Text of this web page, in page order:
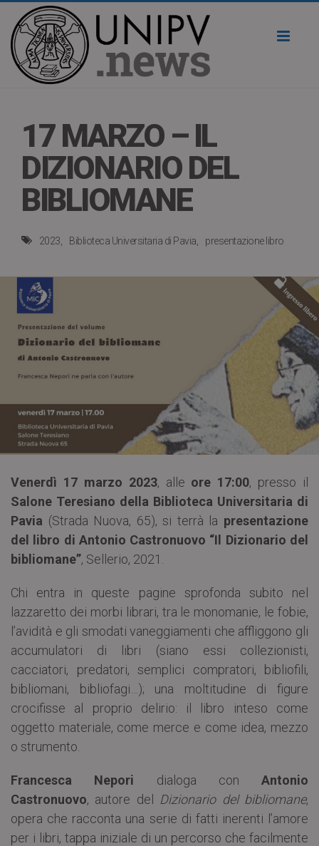
17 MARZO – IL
DIZIONARIO DEL
BIBLIOMANE
2023 Biblioteca Universitaria di Pavia presentazione libro
Venerdì 17 marzo 2023, alle ore 17:00, presso il
Salone Teresiano della Biblioteca Universitaria di
Pavia (Strada Nuova, 65), si terrà la presentazione
del libro di Antonio Castronuovo “Il Dizionario del
bibliomane”, Sellerio, 2021.
Chi entra in queste pagine sprofonda subito nel
lazzaretto dei morbi librari, tra le monomanie, le fobie,
l’avidità e gli smodati vaneggiamenti che affliggono gli
accumulatori di libri (siano essi collezionisti,
cacciatori, predatori, semplici compratori, bibliofili,
bibliomani, bibliofagi…); una moltitudine di figure
crocifisse al proprio delirio: il libro inteso come
oggetto materiale, come merce e come idea, mezzo
o strumento.
Francesca Nepori dialoga con Antonio
Castronuovo, autore del Dizionario del bibliomane,
opera che racconta una serie di fatti inerenti l’amore
per i libri, tappa iniziale di un percorso che facilmente